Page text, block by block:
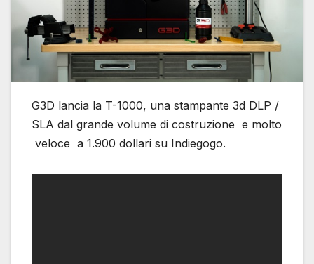
G3D lancia la T-1000, una stampante 3d DLP /
SLA dal grande volume di costruzione e molto
veloce a 1.900 dollari su Indiegogo.